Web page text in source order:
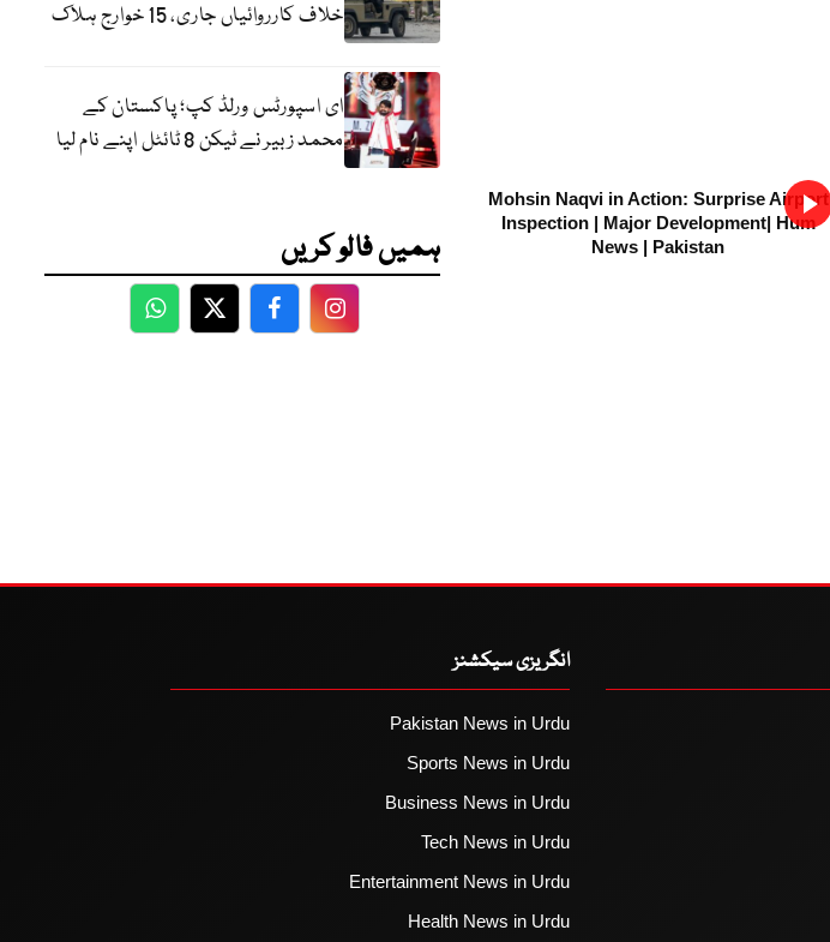
Mohsin Naqvi in Action: Surprise Airport
Inspection | Major Development| Hum
News | Pakistan
خلاف کارروائیاں جاری، 15 خوارج ہلاک
ای اسپورٹس ورلڈ کپ؛ پاکستان کے
محمد زبیر نے ٹیکن 8 ٹائٹل اپنے نام لیا
ہمیں فالو کریں
WhatsApp
TwitterFacebookFacebook
انگریزی سیکشنز
Pakistan News in Urdu
Sports News in Urdu
Business News in Urdu
Tech News in Urdu
Entertainment News in Urdu
Health News in Urdu